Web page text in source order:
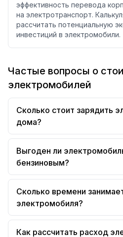
эффективность перевода
на электротранспорт.
рассчитать потенциальную
инвестиций в электромобили.
Частые вопросы о
электромобилей
Сколько стоит зарядить
дома?
Выгоден ли
бензиновым?
Сколько времени
электромобиля?
Как рассчитать расход